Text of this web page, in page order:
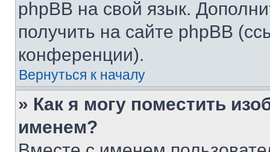
phpBB на свой язык.
получить на сайте phpBB
конференции).
Вернуться к началу
» Как я могу поместить
именем?